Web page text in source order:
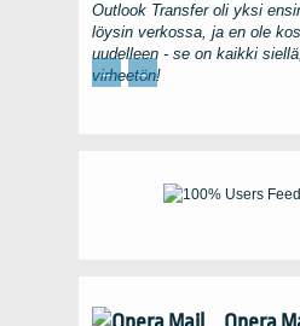
Outlook Transferoli yksi
löysin verkossa, ja en ole
uudelleen - se on kaikki
virheetön!
← →